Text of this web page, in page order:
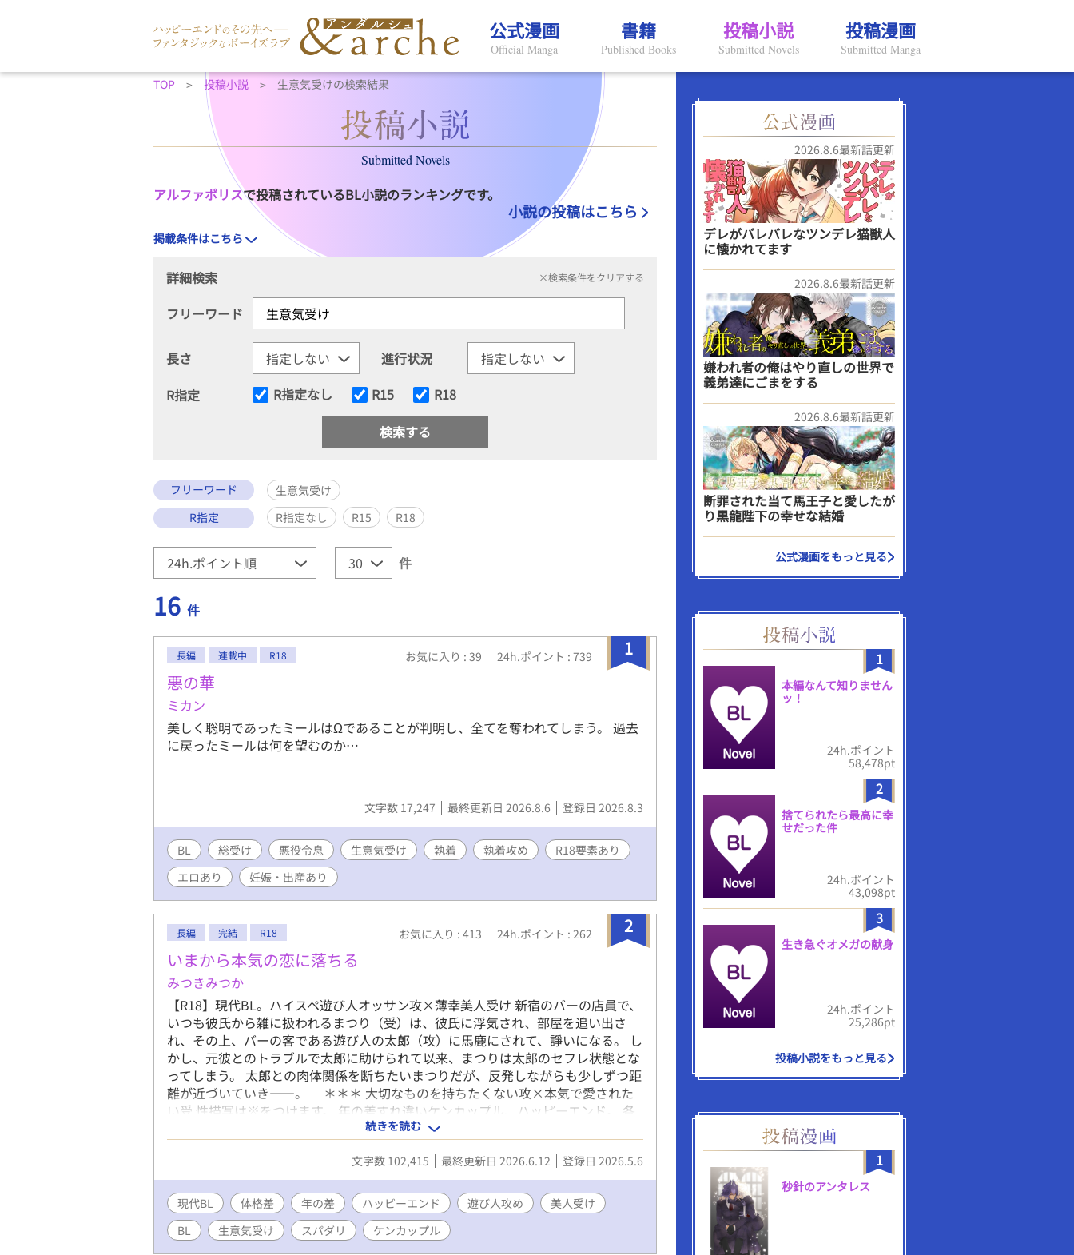
公式漫画
Official Manga
書籍
Published Books
投稿小説
Submitted Novels
投稿漫画
Submitted Manga
TOP 投稿小説 生意気受けの検索結果
Submitted Novels
アルファポリスで投稿されているBL小説のランキングです。
小説の投稿はこちら
掲載条件はこちら
詳細検索 ×検索条件をクリアする
フリーワード
長さ
進行状況
R指定
R指定なし R15 R18
フリーワード
生意気受け
R指定
R指定なし R15 R18
件
16 件
1
長編 連載中 R18 お気に入り : 39 24h.ポイント : 739
悪の華
ミカン
美しく聡明であったミールはΩであることが判明し、全てを奪われてしまう。 過去
に戻ったミールは何を望むのか…
文字数 17,247 最終更新日 2026.8.6 登録日 2026.8.3
BL 総受け 悪役令息 生意気受け 執着 執着攻め
R18要素あり
エロあり
妊娠・出産あり
2
長編 完結 R18 お気に入り : 413 24h.ポイント : 262
いまから本気の恋に落ちる
みつきみつか
【R18】現代BL。ハイスペ遊び人オッサン攻×薄幸美人受け 新宿のバーの店員で、
いつも彼氏から雑に扱われるまつり（受）は、彼氏に浮気され、部屋を追い出さ
れ、その上、バーの客である遊び人の太郎（攻）に馬鹿にされて、諍いになる。 し
かし、元彼とのトラブルで太郎に助けられて以来、まつりは太郎のセフレ状態とな
ってしまう。 太郎との肉体関係を断ちたいまつりだが、反発しながらも少しずつ距
離が近づいていき――。 ＊＊＊ 大切なものを持ちたくない攻×本気で愛された
い受 性描写は※をつけます。 年の差すれ違いケンカップル、ハッピーエンド。 各
章の最終話には*をつけます。 ◆登場人物 まつり …受、推定22歳、160cm、美
人、生意気な頑固者、無戸籍児 太郎（あきまさ） …攻、42歳、188cm、検察官
※別シリーズ『エリート先輩はうかつな後輩に執着する』と同一世界観ですが、本
作は単体で読めます※
続きを読む
文字数 102,415 最終更新日 2026.6.12 登録日 2026.5.6
現代BL 体格差 年の差 ハッピーエンド 遊び人攻め
美人受け
BL
生意気受け スパダリ ケンカップル
2026.8.6最新話更新
デレがバレバレなツンデレ猫獣人
に懐かれてます
2026.8.6最新話更新
嫌われ者の俺はやり直しの世界で
義弟達にごまをする
2026.8.6最新話更新
断罪された当て馬王子と愛したが
り黒龍陛下の幸せな結婚
公式漫画をもっと見る
1
本編なんて知りません
ッ！
24h.ポイント
58,478pt
2
捨てられたら最高に幸
せだった件
24h.ポイント
43,098pt
3
生き急ぐオメガの献身
24h.ポイント
25,286pt
投稿小説をもっと見る
1
秒針のアンタレス